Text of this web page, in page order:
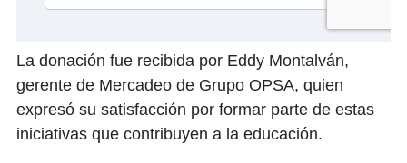
La donación fue recibida por Eddy Montalván,
gerente de Mercadeo de Grupo OPSA, quien
expresó su satisfacción por formar parte de estas
iniciativas que contribuyen a la educación.